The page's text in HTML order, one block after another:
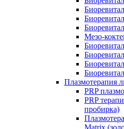
Мезо-
Плазмотерапия
PRP
PRP
пробирка)
Matrix